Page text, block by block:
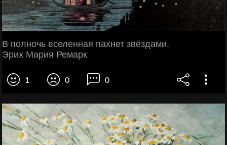
В полночь вселенная пахнет звёздами.
Эрих Мария Ремарк
1 0 0